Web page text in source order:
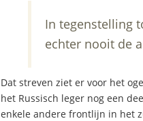
In tegenstelling
echter nooit de
Dat streven ziet er voor het
het Russisch leger nog een
enkele andere frontlijn in het